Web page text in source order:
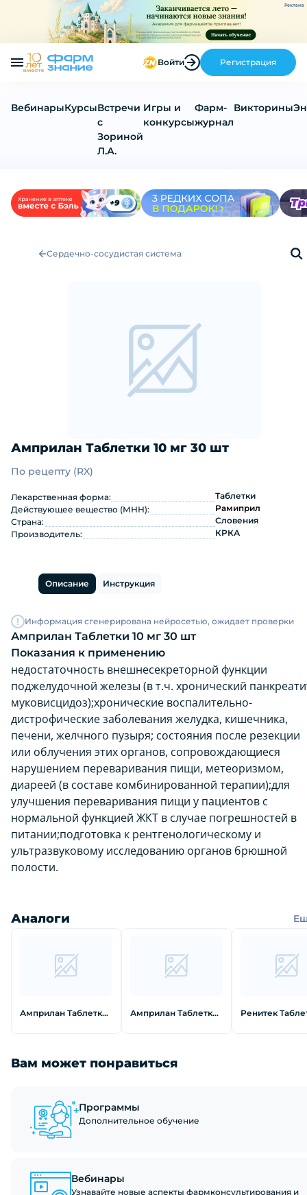
Реклама
Войти Регистрация
ВебинарыКурсыВстречи
с
Зориной
Л.А.
Игры и
конкурсы
Фарм-
журнал
Викторины
Сердечно-сосудистая система
Амприлан Таблетки 10 мг 30 шт
Амприлан Таблетки 10 мг 30 шт:
По рецепту (RX)
Лекарственная форма:
Таблетки
Действующее вещество (МНН):
Рамиприл
Страна:
Словения
Производитель:
КРКА
Описание Инструкция
Информация сгенерирована нейросетью, ожидает проверки
Амприлан Таблетки 10 мг 30 шт
Показания к применению
недостаточность внешнесекреторной функции
поджелудочной железы (в т.ч. хронический
муковисцидоз);хронические воспалительно-
дистрофические заболевания желудка, кишечника,
печени, желчного пузыря; состояния после резекции
или облучения этих органов, сопровождающиеся
нарушением переваривания пищи, метеоризмом,
диареей (в составе комбинированной терапии);для
улучшения переваривания пищи у пациентов с
нормальной функцией ЖКТ в случае погрешностей в
питании;подготовка к рентгенологическому и
ультразвуковому исследованию органов брюшной
полости.
Аналоги
Амприлан Таблетки 2,5 мг 30 шт Амприлан Таблетки 5 мг 30 шт
Вам может понравиться
Программы
Дополнительное обучение
Вебинары
Узнавайте новые аспекты фармконсультирования и